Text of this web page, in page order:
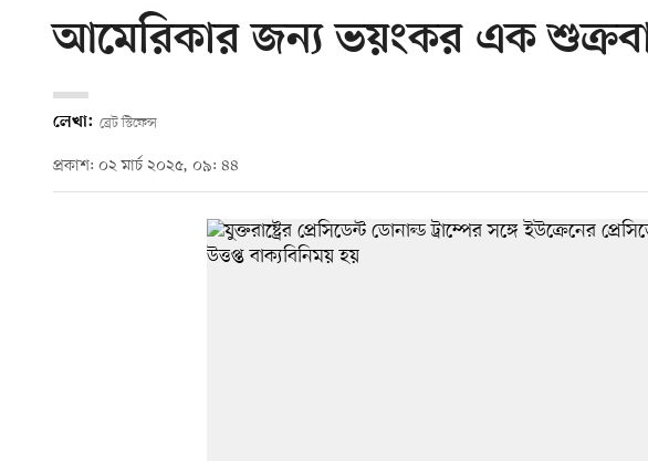
আমেরিকার জন্য ভয়ংকর এক
লেখা: ব্রেট স্টিফেন্স
প্রকাশ: ০২ মার্চ ২০২৫, ০৯: ৪৪